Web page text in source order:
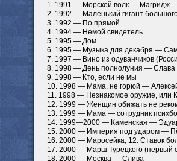
1. 1991 — Морской волк — Магридж
2. 1992 — Маленький гигант
3. 1992 — По прямой
4. 1994 — Немой свидетель
5. 1995 — Дом
6. 1995 — Музыка для декабря —
7. 1997 — Вино из одуванчиков
8. 1998 — День полнолуния — Слава
9. 1998 — Кто, если не мы
10. 1998 — Мама, не горюй —
11. 1998 — Незнакомое оружие, или
12. 1999 — Женщин обижать не
13. 1999 — Мама — сотрудник
14. 1999—2000 — Каменская —
15. 2000 — Империя под ударом —
16. 2000 — Маросейка, 12. Ставок
17. 2000 — Марш Турецкого (первый
18. 2000 — Москва — Слива